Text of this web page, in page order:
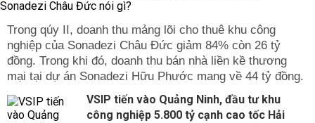
Trong qúy II, doanh thu mảng lõi cho thuê khu công
nghiệp của Sonadezi Châu Đức giảm 84% còn 26 tỷ
đồng. Trong khi đó, doanh thu bán nhà liền kề thương
mại tại dự án Sonadezi Hữu Phước mang về 44 tỷ đồng.
VSIP tiến vào Quảng Ninh, đầu tư khu
công nghiệp 5.800 tỷ cạnh cao tốc Hải